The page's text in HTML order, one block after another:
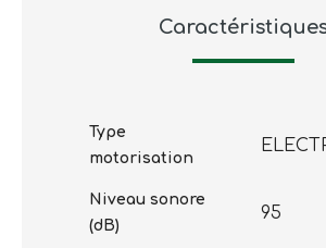
Type
motorisation
Niveau sonore
(dB)
95